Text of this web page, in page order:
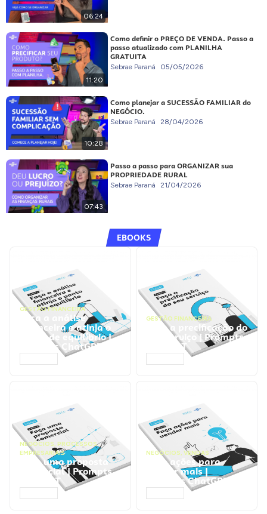
06:24
11:20
Como definir o PREÇO DE VENDA. Passo a
passo atualizado com PLANILHA
GRATUITA
Sebrae Paraná 05/05/2026
10:28
Como planejar a SUCESSÃO FAMILIAR do
NEGÓCIO.
Sebrae Paraná 28/04/2026
07:43
Passo a passo para ORGANIZAR sua
PROPRIEDADE RURAL
Sebrae Paraná 21/04/2026
EBOOKS
GESTÃO FINANCEIRA
Faça a análise
financeira e atinja o
ponto de equilíbrio |
Prompts ChatGPT
GESTÃO FINANCEIRA
Faça a precificação do
seu serviço | Prompts
ChatGPT
NEGÓCIOS, PROCESSOS
EMPRESARIAIS
Faça uma proposta
comercial | Prompts
ChatGPT
NEGÓCIOS, VENDAS
Faça ações para
vender mais |
Prompts ChatGPT